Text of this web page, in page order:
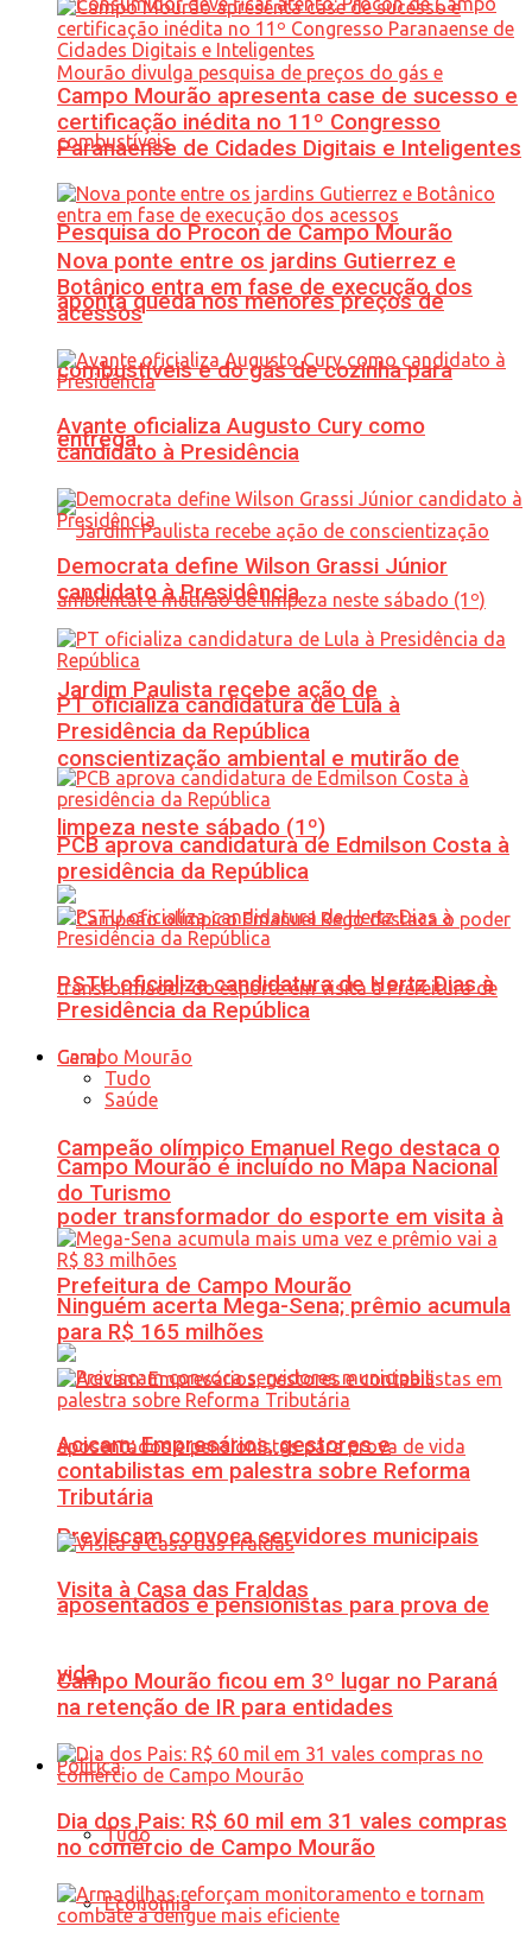
Pesquisa do Procon de Campo Mourão
aponta queda nos menores preços de
combustíveis e do gás de cozinha para
entrega
Jardim Paulista recebe ação de
conscientização ambiental e mutirão de
limpeza neste sábado (1º)
Campeão olímpico Emanuel Rego destaca o
poder transformador do esporte em visita à
Prefeitura de Campo Mourão
Previscam convoca servidores municipais
aposentados e pensionistas para prova de
vida
Política
Tudo
Economia
Campo Mourão apresenta case de sucesso e
certificação inédita no 11º Congresso
Paranaense de Cidades Digitais e Inteligentes
Nova ponte entre os jardins Gutierrez e
Botânico entra em fase de execução dos
acessos
Avante oficializa Augusto Cury como
candidato à Presidência
Democrata define Wilson Grassi Júnior
candidato à Presidência
PT oficializa candidatura de Lula à
Presidência da República
PCB aprova candidatura de Edmilson Costa à
presidência da República
PSTU oficializa candidatura de Hertz Dias à
Presidência da República
Geral
Tudo
Saúde
Campo Mourão é incluído no Mapa Nacional
do Turismo
Ninguém acerta Mega-Sena; prêmio acumula
para R$ 165 milhões
Acicam: Empresários, gestores e
contabilistas em palestra sobre Reforma
Tributária
Visita à Casa das Fraldas
Campo Mourão ficou em 3º lugar no Paraná
na retenção de IR para entidades
Dia dos Pais: R$ 60 mil em 31 vales compras
no comércio de Campo Mourão